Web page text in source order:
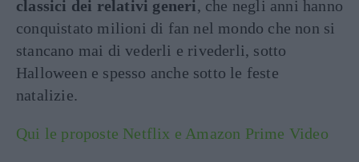
classici dei relativi generi, che negli anni hanno
conquistato milioni di fan nel mondo che non si
stancano mai di vederli e rivederli, sotto
Halloween e spesso anche sotto le feste
natalizie.
Qui le proposte Netflix e Amazon Prime Video